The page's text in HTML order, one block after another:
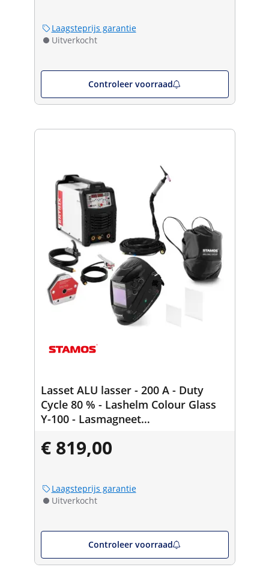
Laagsteprijs garantie
Uitverkocht
Controleer voorraad
Lasset ALU lasser - 200 A - Duty
Cycle 80 % - Lashelm Colour Glass
Y-100 - Lasmagneet
€ 819,00
Laagsteprijs garantie
Uitverkocht
Controleer voorraad